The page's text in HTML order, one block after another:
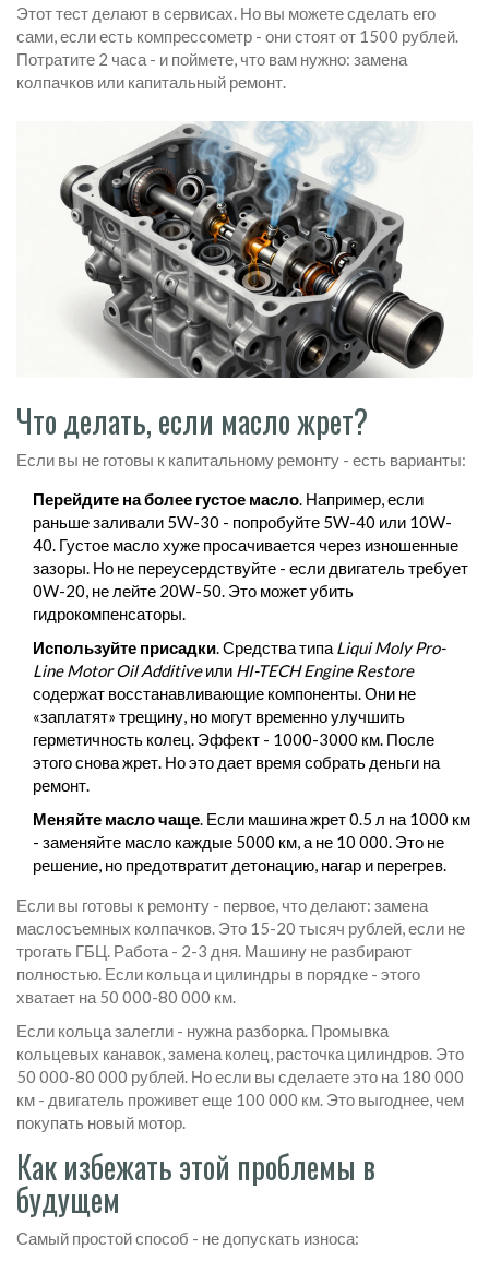
Этот тест делают в сервисах. Но вы можете сделать его
сами, если есть компрессометр - они стоят от 1500 рублей.
Потратите 2 часа - и поймете, что вам нужно: замена
колпачков или капитальный ремонт.
Что делать, если масло жрет?
Если вы не готовы к капитальному ремонту - есть варианты:
Перейдите на более густое масло. Например, если
раньше заливали 5W-30 - попробуйте 5W-40 или 10W-
40. Густое масло хуже просачивается через изношенные
зазоры. Но не переусердствуйте - если двигатель требует
0W-20, не лейте 20W-50. Это может убить
гидрокомпенсаторы.
Используйте присадки. Средства типа Liqui Moly Pro-
Line Motor Oil Additiveили HI-TECH Engine Restore
содержат восстанавливающие компоненты. Они не
«заплатят» трещину, но могут временно улучшить
герметичность колец. Эффект - 1000-3000 км. После
этого снова жрет. Но это дает время собрать деньги на
ремонт.
Меняйте масло чаще. Если машина жрет 0.5 л на 1000 км
- заменяйте масло каждые 5000 км, а не 10 000. Это не
решение, но предотвратит детонацию, нагар и перегрев.
Если вы готовы к ремонту - первое, что делают: замена
маслосъемных колпачков. Это 15-20 тысяч рублей, если не
трогать ГБЦ. Работа - 2-3 дня. Машину не разбирают
полностью. Если кольца и цилиндры в порядке - этого
хватает на 50 000-80 000 км.
Если кольца залегли - нужна разборка. Промывка
кольцевых канавок, замена колец, расточка цилиндров. Это
50 000-80 000 рублей. Но если вы сделаете это на 180 000
км - двигатель проживет еще 100 000 км. Это выгоднее, чем
покупать новый мотор.
Как избежать этой проблемы в
будущем
Самый простой способ - не допускать износа: